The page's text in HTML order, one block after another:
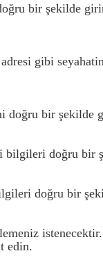
bir şekilde
adresi gibi
doğru bir şekilde
bilgileri doğru bir
doğru bir
edin.